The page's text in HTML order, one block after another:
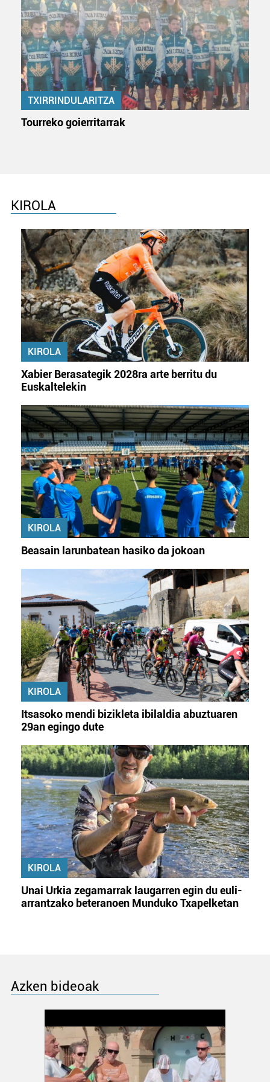
dezakezun ikusteko.
Lortu zure datu pertsonalak prozesatzeko moduari
buruzko informazio gehiago eta ezarri zure lehentasunak
datuen atalean. Edozein unetan alda edo ken dezakezu
zure baimena Cookieen adierazpenean.
Webgune honek cookie propioak eta hirugarrenen cookie-
fitxategiak erabiltzen ditu. Zure esperientzia eta
TXIRRINDULARITZA
Tourreko goierritarrak
KIROLA
KIROLA
Xabier Berasategik 2028ra arte berritu du
Euskaltelekin
KIROLA
Beasain larunbatean hasiko da jokoan
KIROLA
Itsasoko mendi bizikleta ibilaldia abuztuaren
29an egingo dute
KIROLA
Unai Urkia zegamarrak laugarren egin du euli-
arrantzako beteranoen Munduko Txapelketan
Azken bideoak